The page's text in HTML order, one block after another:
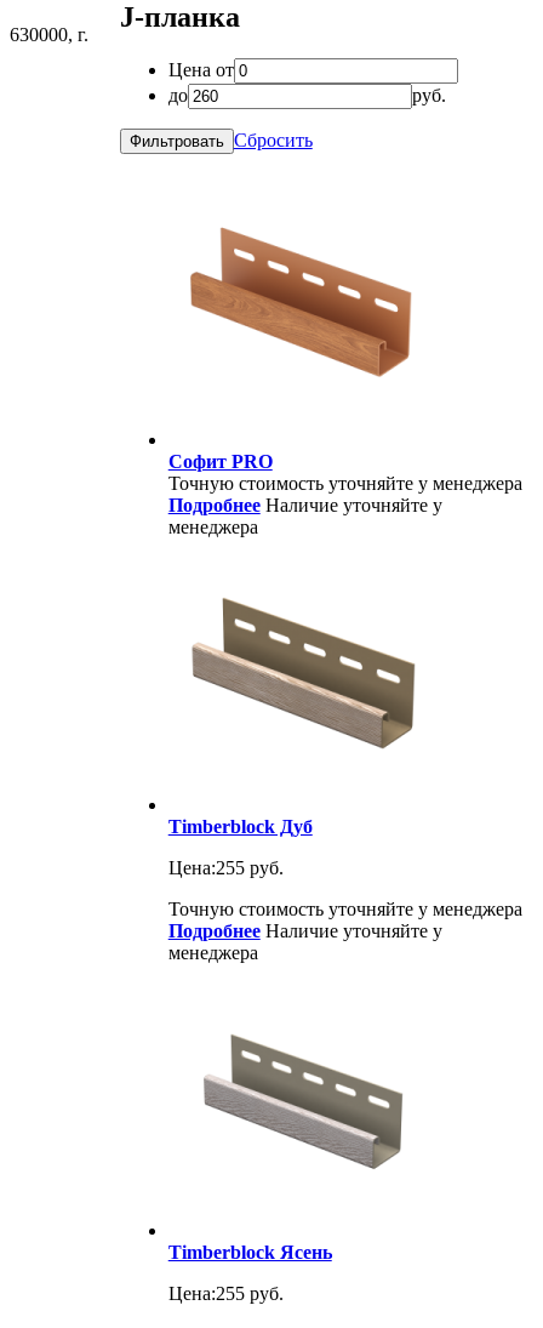
J-планка
Цена от
до
руб.
Сбросить
Софит PRO
Точную стоимость уточняйте у менеджера
Подробнее Наличие уточняйте у
менеджера
Timberblock Дуб
Цена:255 руб.
Точную стоимость уточняйте у менеджера
Подробнее Наличие уточняйте у
менеджера
Timberblock Ясень
Цена:255 руб.
630000, г.